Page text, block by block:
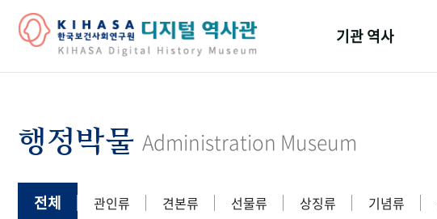
기관 역사
연구원 사람들
행정박물 Administration Museum
전체 관인류 견본류 선물류 상징류 기념류